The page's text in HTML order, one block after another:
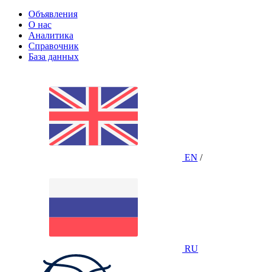
Объявления
О нас
Аналитика
Справочник
База данных
EN /
RU